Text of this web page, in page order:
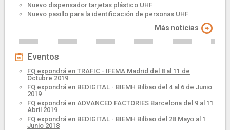
Nuevo dispensador tarjetas plástico UHF
Nuevo pasillo para la identificación de personas UHF
Más noticias
Eventos
FQ expondrá en TRAFIC - IFEMA Madrid del 8 al 11 de
Octubre 2019
FQ expondrá en BEDIGITAL - BIEMH Bilbao del 4 al 6 de Junio
2019
FQ expondrá en ADVANCED FACTORIES Barcelona del 9 al 11
Abril 2019
FQ expondrá en BEDIGITAL - BIEMH Bilbao del 28 Mayo al 1
Junio 2018